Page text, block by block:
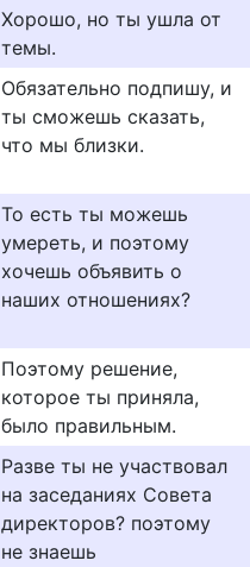
Хорошо, но ты ушла от
темы.
Обязательно подпишу, и
ты сможешь сказать,
что мы близки.
То есть ты можешь
умереть, и поэтому
хочешь объявить о
наших отношениях?
Поэтому решение,
которое ты приняла,
было правильным.
Разве ты не участвовал
на заседаниях Совета
директоров? поэтому
не знаешь